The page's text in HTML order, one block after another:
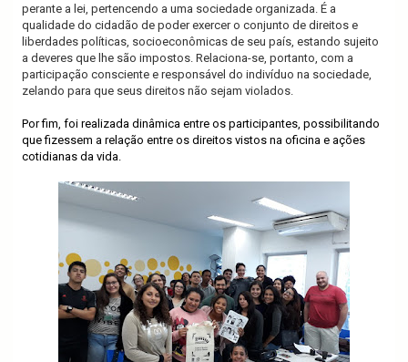
perante a lei, pertencendo a uma sociedade organizada. É a
qualidade do cidadão de poder exercer o conjunto de direitos e
liberdades políticas, socioeconômicas de seu país, estando sujeito
a deveres que lhe são impostos. Relaciona-se, portanto, com a
participação consciente e responsável do indivíduo na sociedade,
zelando para que seus direitos não sejam violados.
Por fim, foi realizada dinâmica entre os participantes, possibilitando
que fizessem a relação entre os direitos vistos na oficina e ações
cotidianas da vida.